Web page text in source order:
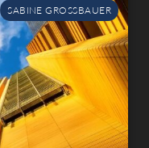
SABINE GROSSBAUER